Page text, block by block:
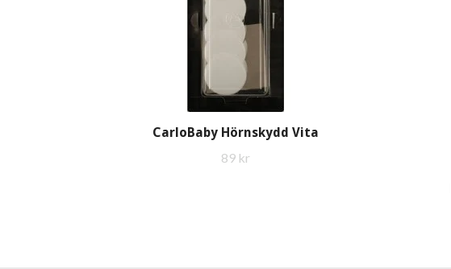
CarloBaby Hörnskydd Vita
89 kr